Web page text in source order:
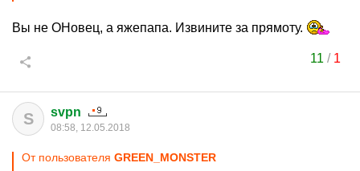
Вы не ОНовец, а яжепапа. Извините за прямоту.
11 / 1
S svpn
08:58, 12.05.2018
От пользователя GREEN_MONSTER